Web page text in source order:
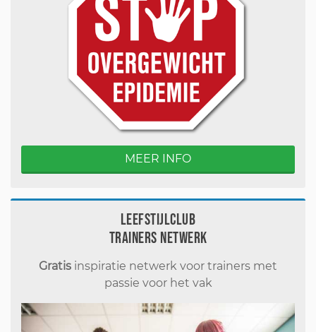
MEER INFO
Leefstijlclub
Trainers Netwerk
Gratis inspiratie netwerk voor trainers met
passie voor het vak